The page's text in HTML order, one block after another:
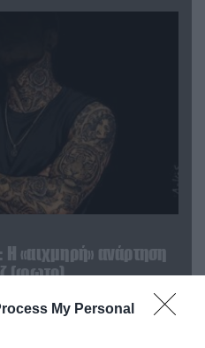
My Personal
«αιχμηρή» ανάρτηση
(φωτο)